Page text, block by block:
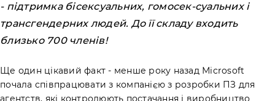
- підтримка бісексуальних, гомосек-суальних і
трансгендерних людей. До її складу входить
близько 700 членів!
Ще один цікавий факт - менше року назад Мicrosoft
почала співпрацювати з компанією з розробки ПЗ для
агентств, які контролюють постачання і виробництво